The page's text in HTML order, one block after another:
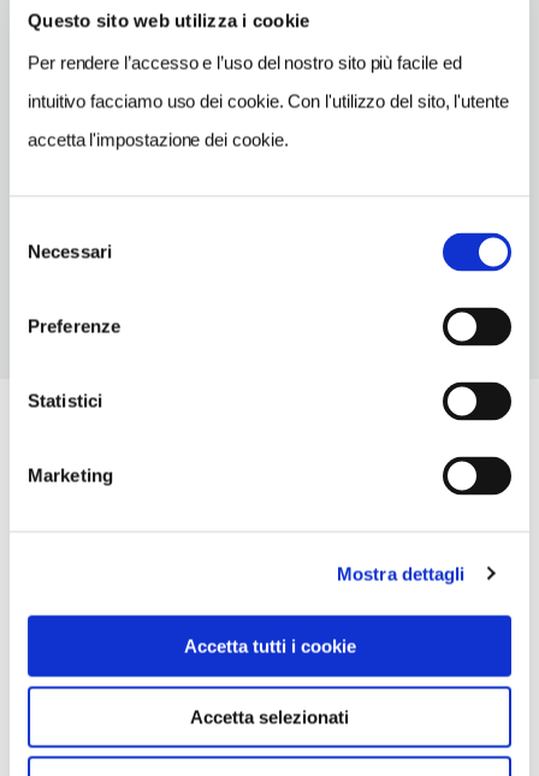
Questo sito web utilizza i cookie
Per rendere l’accesso e l’uso del nostro sito più facile ed
intuitivo facciamo uso dei cookie. Con l'utilizzo del sito, l'utente
accetta l'impostazione dei cookie.
delNecessari
Preferenze
Statistici
Marketing
Mostra dettagli
Accetta tutti i cookie
Accetta selezionati
INDIRIZZO EMAIL
TELEFONO
ingresso a pagamento